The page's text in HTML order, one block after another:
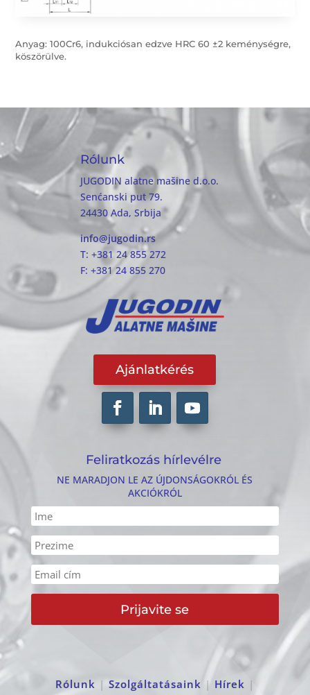
Anyag: 100Cr6, indukciósan edzve HRC 60 ±2 keménységre,
köszörülve.
Rólunk
JUGODIN alatne mašine d.o.o.
Senćanski put 79.
24430 Ada, Srbija
info@jugodin.rs
T: +381 24 855 272
F: +381 24 855 270
Ajánlatkérés
Feliratkozás hírlevélre
NE MARADJON LE AZ ÚJDONSÁGOKRÓL ÉS
AKCIÓKRÓL
Prijavite se
Rólunk | Szolgáltatásaink | Hírek |